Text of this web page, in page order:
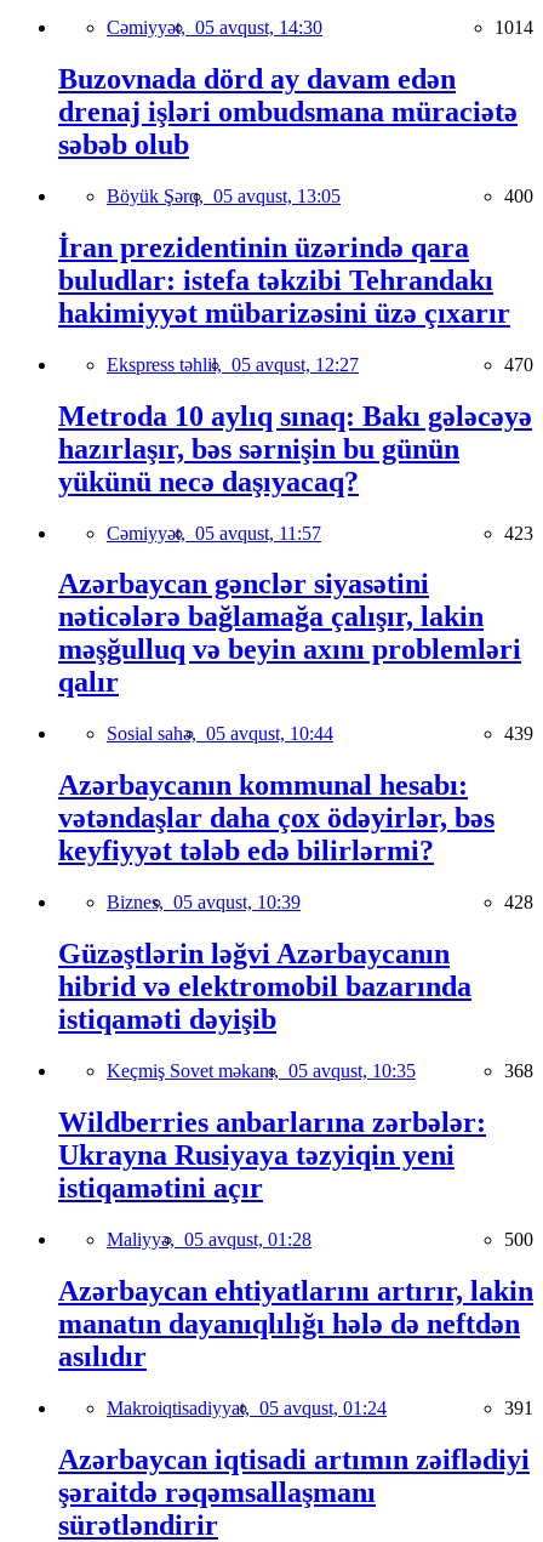
Cəmiyyət, 05 avqust, 14:30 1014
Buzovnada dörd ay davam edən
drenaj işləri ombudsmana müraciətə
səbəb olub
Böyük Şərq, 05 avqust, 13:05 400
İran prezidentinin üzərində qara
buludlar: istefa təkzibi Tehrandakı
hakimiyyət mübarizəsini üzə çıxarır
Ekspress təhlil, 05 avqust, 12:27 470
Metroda 10 aylıq sınaq: Bakı gələcəyə
hazırlaşır, bəs sərnişin bu günün
yükünü necə daşıyacaq?
Cəmiyyət, 05 avqust, 11:57 423
Azərbaycan gənclər siyasətini
nəticələrə bağlamağa çalışır, lakin
məşğulluq və beyin axını problemləri
qalır
Sosial sahə, 05 avqust, 10:44 439
Azərbaycanın kommunal hesabı:
vətəndaşlar daha çox ödəyirlər, bəs
keyfiyyət tələb edə bilirlərmi?
Biznes, 05 avqust, 10:39 428
Güzəştlərin ləğvi Azərbaycanın
hibrid və elektromobil bazarında
istiqaməti dəyişib
Keçmiş Sovet məkanı, 05 avqust, 10:35 368
Wildberries anbarlarına zərbələr:
Ukrayna Rusiyaya təzyiqin yeni
istiqamətini açır
Maliyyə, 05 avqust, 01:28 500
Azərbaycan ehtiyatlarını artırır, lakin
manatın dayanıqlılığı hələ də neftdən
asılıdır
Makroiqtisadiyyat, 05 avqust, 01:24 391
Azərbaycan iqtisadi artımın zəiflədiyi
şəraitdə rəqəmsallaşmanı
sürətləndirir